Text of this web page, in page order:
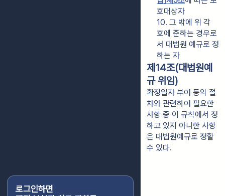
로그인하면
호대상자
10. 그 밖에 위 각
호에 준하는 경우로
서 대법원 예규로 정
하는 자
제14조(대법원예
규 위임)
확정일자 부여 등의 절
차와 관련하여 필요한
사항 중 이 규칙에서 정
하고 있지 아니한 사항
은 대법원예규로 정할
수 있다.